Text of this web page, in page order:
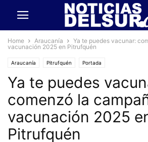
Home Araucanía
Ya te puedes vacunar:
vacunación 2025 en Pitrufquén
Araucanía Pitrufquén Portada
Ya te puedes
comenzó la
vacunación 2025
Pitrufquén